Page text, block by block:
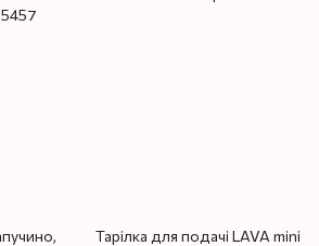
Тарілка для подачі LAVA mini